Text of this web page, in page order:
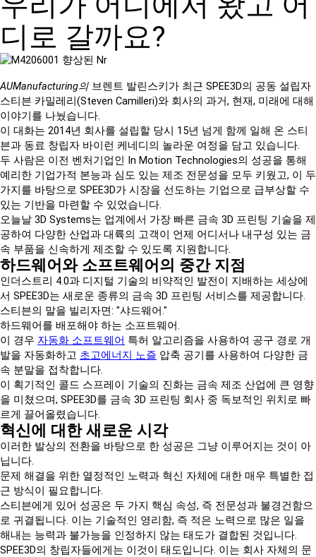
디로 갈까요?
AUManufacturing의 브렌트 발린스키가 최근 SPEE3D의 공동 설립자
스티븐 카밀레리(Steven Camilleri)와 회사의 과거, 현재, 미래에 대해
이야기를 나눴습니다.
이 대화는 2014년 회사를 설립할 당시 15년 넘게 함께 일해 온 스티
븐과 동료 창립자 바이런 케네디의 놀라운 여정을 담고 있습니다.
두 사람은 이전 벤처기업인 In Motion Technologies의 성공을 통해
예리한 기업가적 본능과 심도 있는 제조 전문성을 모두 키웠고, 이 두
가지를 바탕으로 SPEE3D가 시장을 선도하는 기업으로 급부상할 수
있는 기반을 마련할 수 있었습니다.
오늘날 3D Systems는 업계에서 가장 빠른 금속 3D 프린팅 기술을 제
공하여 다양한 산업과 대륙의 고객이 언제 어디서나 내구성 있는 금
속 부품을 신속하게 제조할 수 있도록 지원합니다.
하드웨어와 소프트웨어의 중간 지점
인더스트리 4.0과 디지털 기술의 비약적인 발전이 지배하는 세상에
서 SPEE3D는 새로운 종류의 금속 3D 프린팅 서비스를 제공합니다.
스티븐의 말을 빌리자면: "샤드웨어."
하드웨어를 배포해야 하는 소프트웨어.
이 경우 자동화 소프트웨어 특허 알고리즘을 사용하여 공구 경로 개
발을 자동화하고 초고에너지 노즐 압축 공기를 사용하여 다양한 금
속 분말을 접착합니다.
이 획기적인 콜드 스프레이 기술의 진화는 금속 제조 산업에 큰 영향
을 미쳤으며, SPEE3D를 금속 3D 프린팅 회사 중 독보적인 위치로 빠
르게 끌어올렸습니다.
혁신에 대한 새로운 시각
이러한 발상의 전환을 바탕으로 한 성공은 그냥 이루어지는 것이 아
닙니다.
문제 해결을 위한 열정적인 노력과 혁신 자체에 대한 매우 특별한 접
근 방식이 필요합니다.
스티븐에게 있어 성공은 두 가지 핵심 속성, 즉 전문성과 불경건함으
로 귀결됩니다. 이는 기술적인 영리함, 즉 적은 노력으로 많은 일을
해내는 능력과 불가능을 인정하지 않는 태도가 결합된 것입니다.
SPEE3D의 창립자들에게는 이것이 태도입니다. 이는 회사 자체의 문